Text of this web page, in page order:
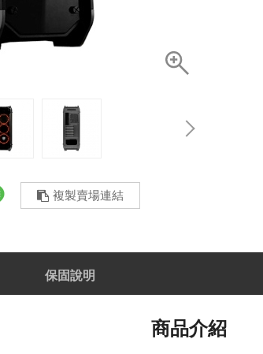
複製賣場連結
保固說明
商品介紹